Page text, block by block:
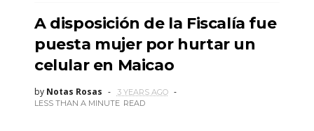
A disposición de la Fiscalía fue
puesta mujer por hurtar un
celular en Maicao
by Notas Rosas
3 YEARS AGO
LESS THAN A MINUTE READ